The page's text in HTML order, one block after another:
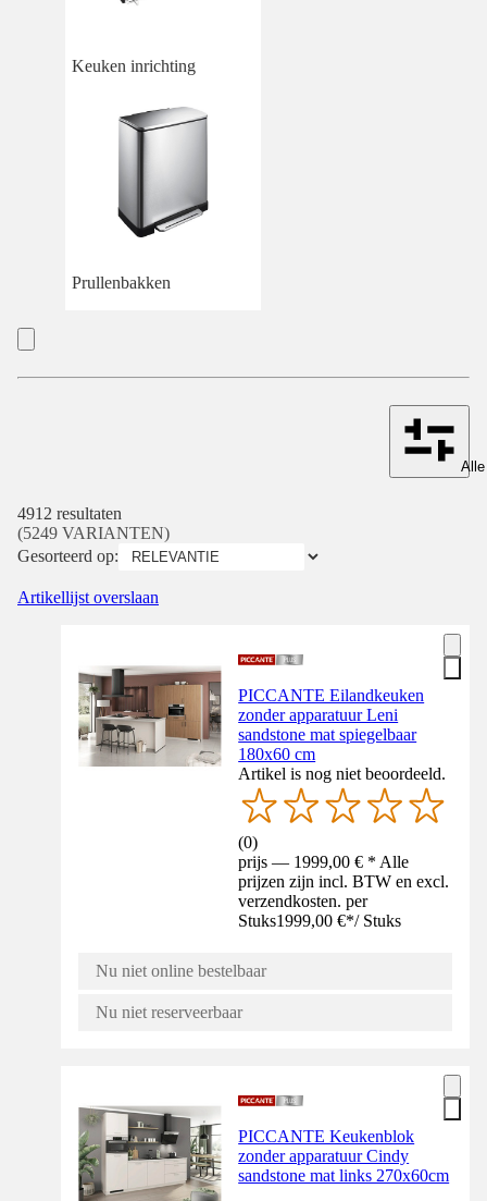
Keuken inrichting
Prullenbakken
4912 resultaten
(5249 VARIANTEN)
Gesorteerd op:
Artikellijst overslaan
PICCANTE Eilandkeuken
zonder apparatuur Leni
sandstone mat spiegelbaar
180x60 cm
Artikel is nog niet beoordeeld.
(0)
prijs — 1999,00 € * Alle
prijzen zijn incl. BTW en excl.
verzendkosten. per
Stuks1999,00 €*/ Stuks
Nu niet online bestelbaar
Nu niet reserveerbaar
PICCANTE Keukenblok
zonder apparatuur Cindy
sandstone mat links 270x60cm